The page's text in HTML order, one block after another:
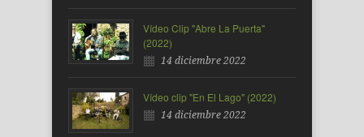
Vídeo Clip "Abre La Puerta"
(2022)
14 diciembre 2022
Vídeo clip "En El Lago" (2022)
14 diciembre 2022